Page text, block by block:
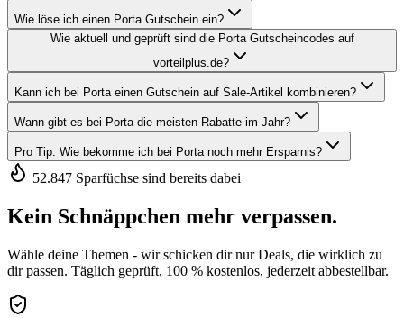
Wie löse ich einen Porta Gutschein ein?
Wie aktuell und geprüft sind die Porta Gutscheincodes auf
vorteilplus.de?
Kann ich bei Porta einen Gutschein auf Sale-Artikel kombinieren?
Wann gibt es bei Porta die meisten Rabatte im Jahr?
Pro Tip: Wie bekomme ich bei Porta noch mehr Ersparnis?
52.847 Sparfüchse sind bereits dabei
Kein Schnäppchen mehr verpassen.
Wähle deine Themen - wir schicken dir nur Deals, die wirklich zu
dir passen. Täglich geprüft, 100 % kostenlos, jederzeit abbestellbar.